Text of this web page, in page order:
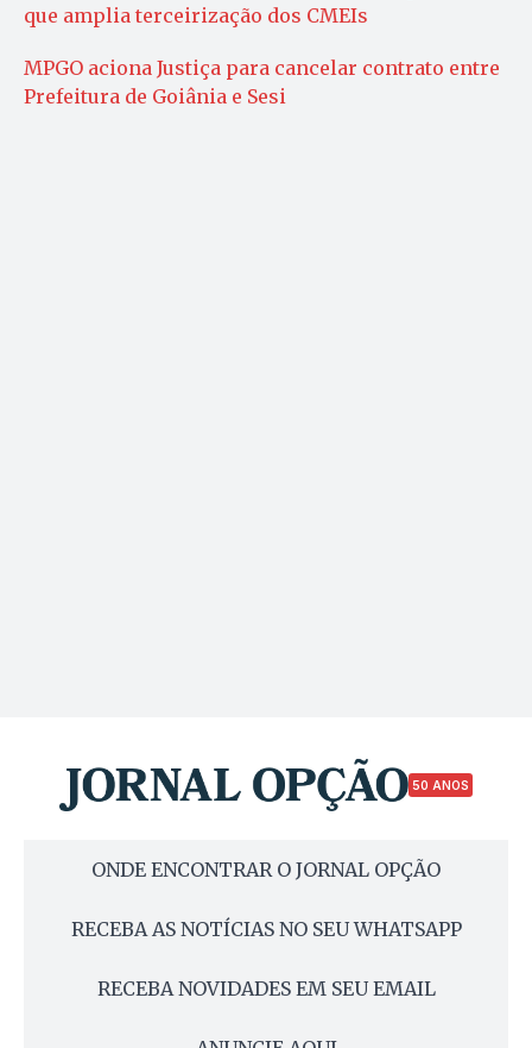
que amplia terceirização dos CMEIs
MPGO aciona Justiça para cancelar contrato entre
Prefeitura de Goiânia e Sesi
50 ANOS
ONDE ENCONTRAR O JORNAL OPÇÃO
RECEBA AS NOTÍCIAS NO SEU WHATSAPP
RECEBA NOVIDADES EM SEU EMAIL